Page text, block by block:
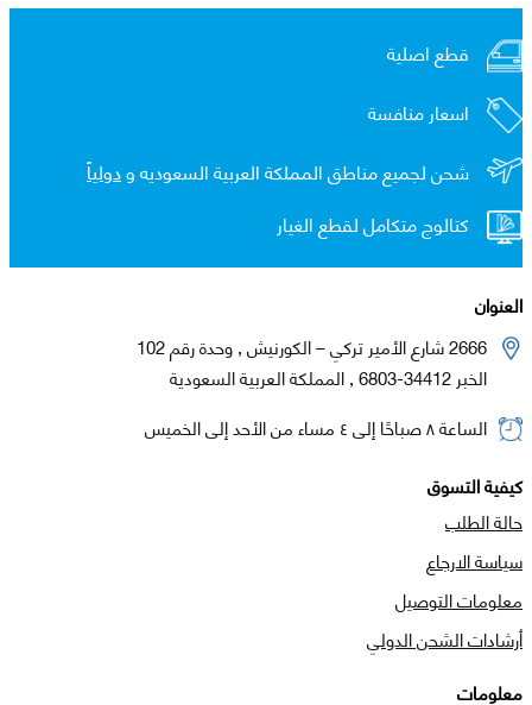
قطع اصلية
اسعار منافسة
شحن لجميع مناطق المملكة العربية السعوديه ودولياً
كتالوج متكامل لقطع الغيار
العنوان
2666 شارع الأمير تركي – الكورنيش , وحدة رقم 102
الخبر 34412-6803 , المملكة العربية السعودية
الساعة ٨ صباحًا إلى ٤ مساء من الأحد إلى الخميس
كيفية التسوق
حالة الطلب
سياسة الارجاع
معلومات التوصيل
أرشادات الشحن الدولي
معلومات